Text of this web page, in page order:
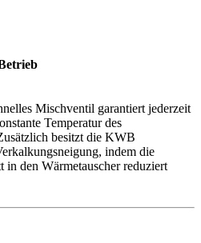
Mischventil garantiert jederzeit
Temperatur des
besitzt die KWB
indem die
in den Wärmetauscher reduziert